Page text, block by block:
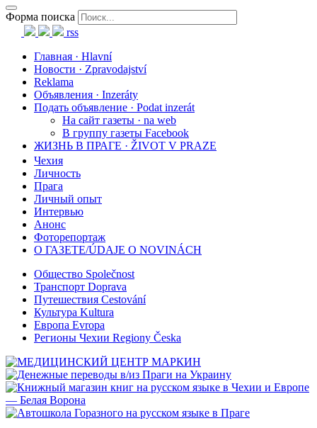
Форма поиска
rss
Главная · Hlavní
Новости · Zpravodajství
Reklama
Объявления · Inzeráty
Подать объявление · Podat inzerát
На сайт газеты · na web
В группу газеты Facebook
ЖИЗНЬ В ПРАГЕ · ŽIVOT V PRAZE
Чехия
Личность
Прага
Личный опыт
Интервью
Анонс
Фоторепортаж
О ГАЗЕТЕ/ÚDAJE O NOVINÁCH
Общество Společnost
Транспорт Doprava
Путешествия Cestování
Культура Kultura
Европа Evropa
Регионы Чехии Regiony Česka